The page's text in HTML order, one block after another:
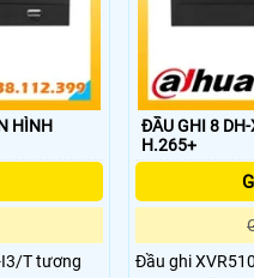
HÌNH
I3/T tương
ĐẦU GHI 8 DH-
H.265+
Đầu ghi